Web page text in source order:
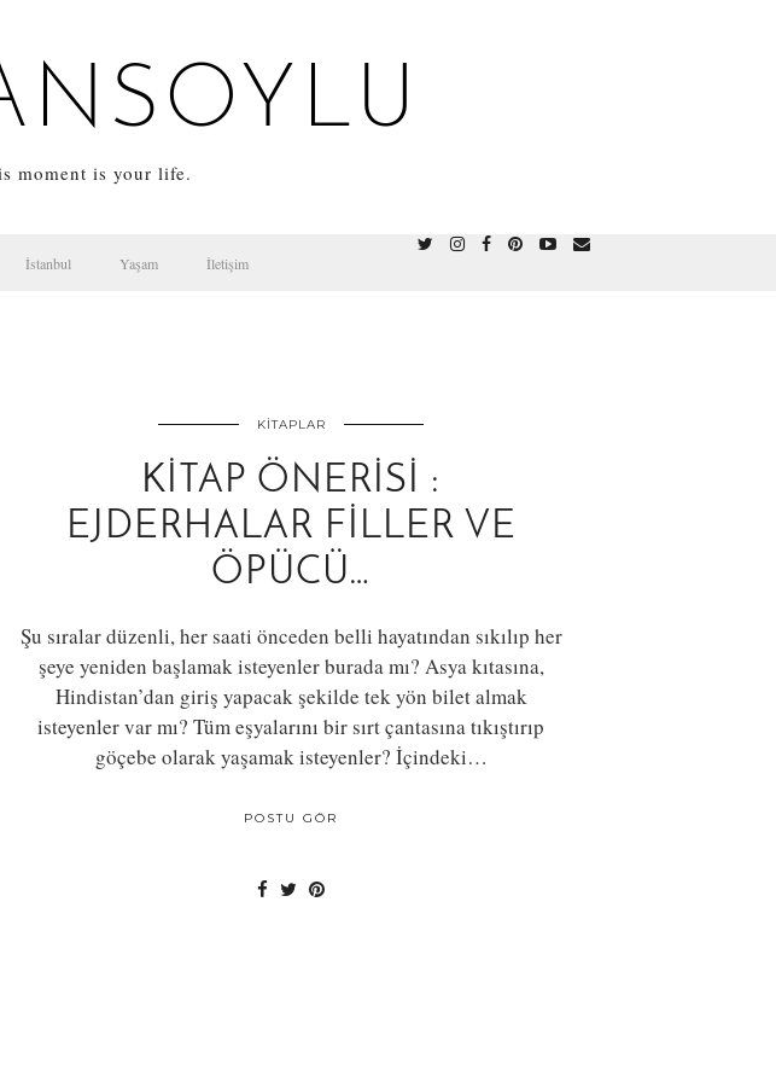
moment is your life.
İstanbul Yaşam İletişim
KITAPLAR
KITAP ÖNERISI :
EJDERHALAR FILLER VE
ÖPÜCÜ…
Şu sıralar düzenli, her saati önceden belli hayatından sıkılıp her
şeye yeniden başlamak isteyenler burada mı? Asya kıtasına,
Hindistan’dan giriş yapacak şekilde tek yön bilet almak
isteyenler var mı? Tüm eşyalarını bir sırt çantasına tıkıştırıp
göçebe olarak yaşamak isteyenler? İçindeki…
POSTU GÖR